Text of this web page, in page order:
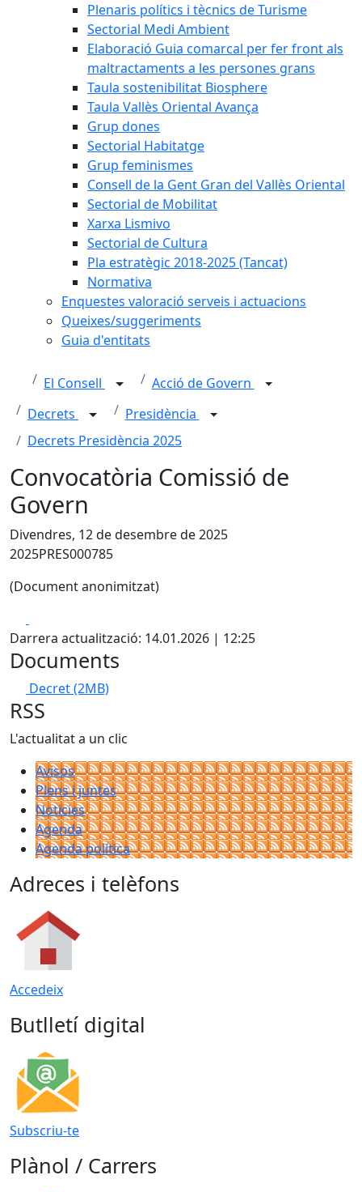
Plenaris polítics i tècnics de Turisme
Sectorial Medi Ambient
Elaboració Guia comarcal per fer front als
maltractaments a les persones grans
Taula sostenibilitat Biosphere
Taula Vallès Oriental Avança
Grup dones
Sectorial Habitatge
Grup feminismes
Consell de la Gent Gran del Vallès Oriental
Sectorial de Mobilitat
Xarxa Lismivo
Sectorial de Cultura
Pla estratègic 2018-2025 (Tancat)
Normativa
Enquestes valoració serveis i actuacions
Queixes/suggeriments
Guia d'entitats
El Consell
Acció de Govern
Decrets
Presidència
Decrets Presidència 2025
Convocatòria Comissió de
Govern
Divendres, 12 de desembre de 2025
2025PRES000785
(Document anonimitzat)
Darrera actualització: 14.01.2026 | 12:25
Documents
Decret(2MB)
RSS
L'actualitat a un clic
Avisos
Plens i juntes
Noticies
Agenda
Agenda política
Adreces i telèfons
Accedeix
Butlletí digital
Subscriu-te
Plànol / Carrers